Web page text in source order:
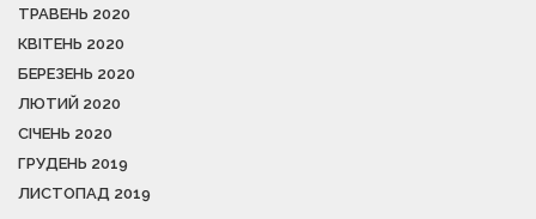
ТРАВЕНЬ 2020
КВІТЕНЬ 2020
БЕРЕЗЕНЬ 2020
ЛЮТИЙ 2020
СІЧЕНЬ 2020
ГРУДЕНЬ 2019
ЛИСТОПАД 2019